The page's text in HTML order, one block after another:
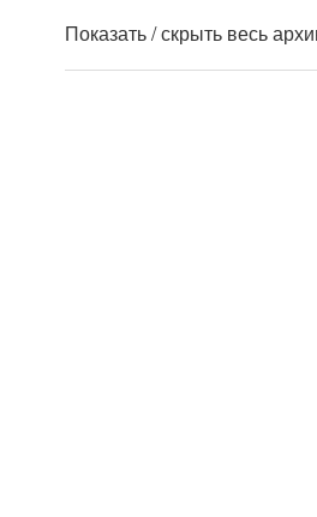
Показать / скрыть весь